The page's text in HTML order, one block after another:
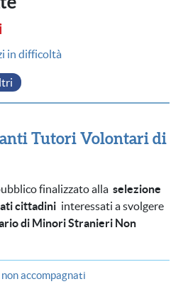
in difficoltà
Tutori Volontari di
finalizzato alla selezione
cittadini interessati a svolgere
di Minori Stranieri Non
accompagnati